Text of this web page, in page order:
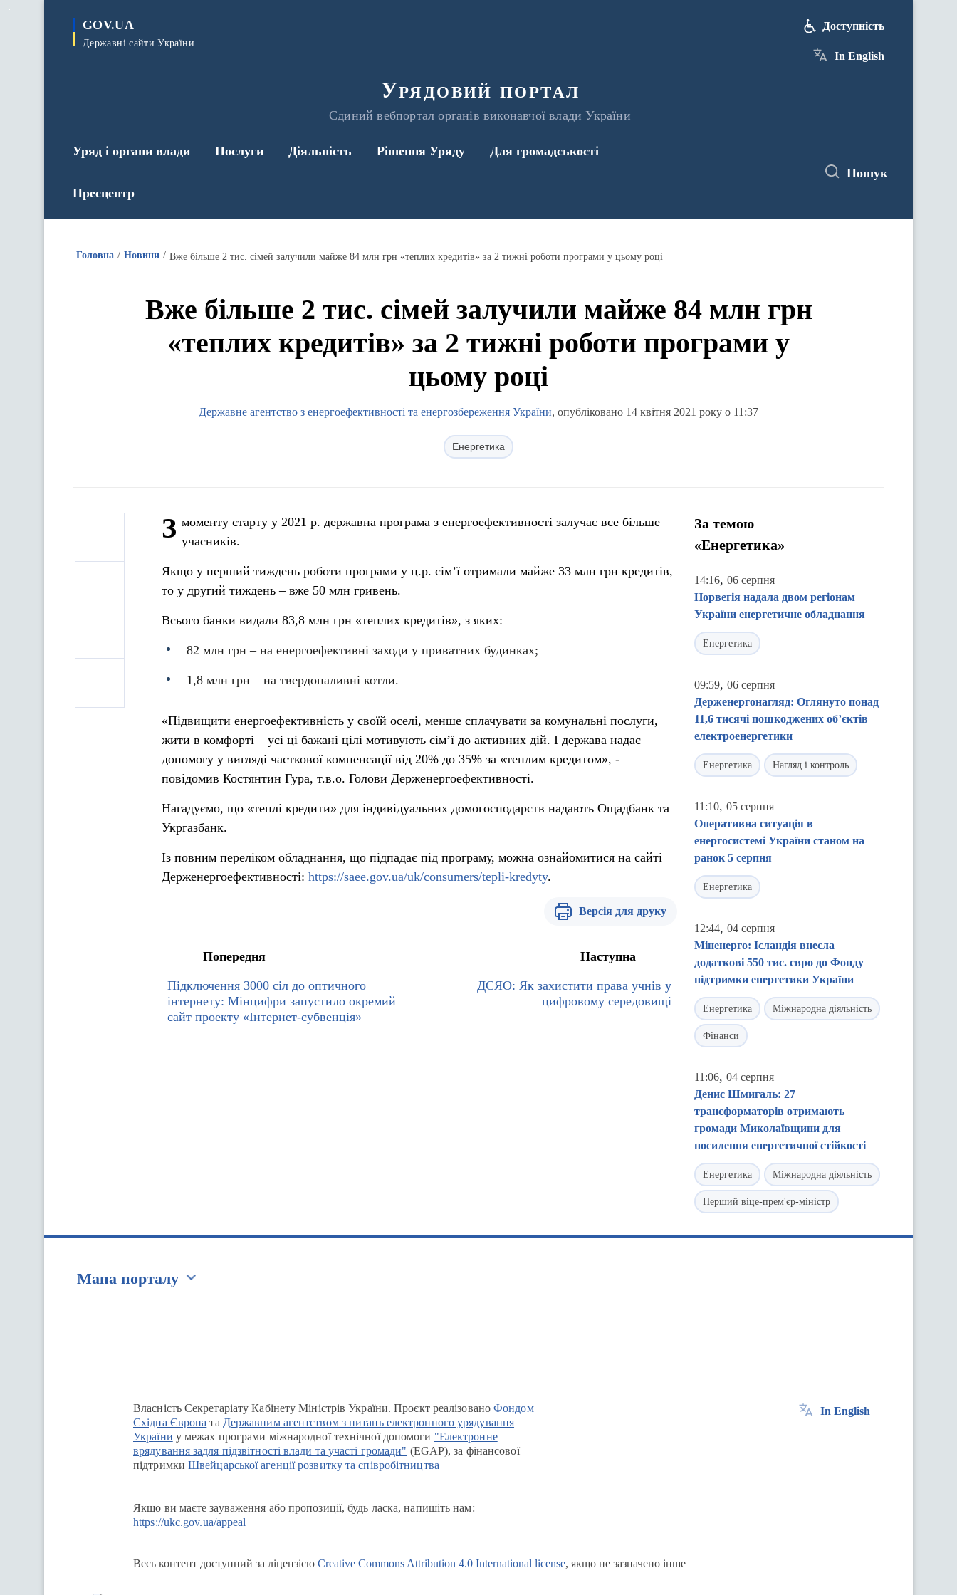
GOV.UA
Державні сайти України
Урядовий портал
Єдиний вебпортал органів виконавчої влади України
Доступність
In English
Уряд і органи влади Послуги Діяльність Рішення Уряду Для громадськості
Пресцентр
Пошук
Головна Новини Вже більше 2 тис. сімей залучили майже 84 млн грн «теплих кредитів» за 2 тижні роботи програми у цьому році
Вже більше 2 тис. сімей залучили майже 84 млн грн
«теплих кредитів» за 2 тижні роботи програми у
цьому році
Державне агентство з енергоефективності та енергозбереження України, опубліковано 14 квітня 2021 року о 11:37
Енергетика
З моменту старту у 2021 р. державна програма з енергоефективності залучає все більше
учасників.
Якщо у перший тиждень роботи програми у ц.р. сім’ї отримали майже 33 млн грн кредитів,
то у другий тиждень – вже 50 млн гривень.
Всього банки видали 83,8 млн грн «теплих кредитів», з яких:
82 млн грн – на енергоефективні заходи у приватних будинках;
1,8 млн грн – на твердопаливні котли.
«Підвищити енергоефективність у своїй оселі, менше сплачувати за комунальні послуги,
жити в комфорті – усі ці бажані цілі мотивують сім’ї до активних дій. І держава надає
допомогу у вигляді часткової компенсації від 20% до 35% за «теплим кредитом», -
повідомив Костянтин Гура, т.в.о. Голови Держенергоефективності.
Нагадуємо, що «теплі кредити» для індивідуальних домогосподарств надають Ощадбанк та
Укргазбанк.
Із повним переліком обладнання, що підпадає під програму, можна ознайомитися на сайті
Держенергоефективності: https://saee.gov.ua/uk/consumers/tepli-kredyty.
Версія для друку
Попередня
Підключення 3000 сіл до оптичного
інтернету: Мінцифри запустило окремий
сайт проекту «Інтернет-субвенція»
Наступна
ДСЯО: Як захистити права учнів у
цифровому середовищі
За темою
«Енергетика»
14:16, 06 серпня
Норвегія надала двом регіонам
України енергетичне обладнання
Енергетика
09:59, 06 серпня
Держенергонагляд: Оглянуто понад
11,6 тисячі пошкоджених об’єктів
електроенергетики
Енергетика Нагляд і контроль
11:10, 05 серпня
Оперативна ситуація в
енергосистемі України станом на
ранок 5 серпня
Енергетика
12:44, 04 серпня
Міненерго: Ісландія внесла
додаткові 550 тис. євро до Фонду
підтримки енергетики України
Енергетика Міжнародна діяльність
Фінанси
11:06, 04 серпня
Денис Шмигаль: 27
трансформаторів отримають
громади Миколаївщини для
посилення енергетичної стійкості
Енергетика Міжнародна діяльність
Перший віце-прем'єр-міністр
Мапа порталу
Власність Секретаріату Кабінету Міністрів України. Проєкт реалізованоФондом
Східна Європа та Державним агентством з питань електронного урядування
України у межах програми міжнародної технічної допомоги "Електронне
врядування задля підзвітності влади та участі громади" (EGAP), за фінансової
підтримки Швейцарської агенції розвитку та співробітництва
Якщо ви маєте зауваження або пропозиції, будь ласка, напишіть нам:
https://ukc.gov.ua/appeal
In English
Весь контент доступний за ліцензією Creative Commons Attribution 4.0 International license, якщо не зазначено інше